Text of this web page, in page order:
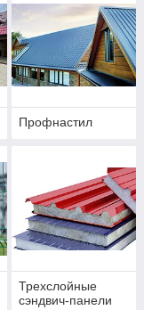
Профнастил
Трехслойные
сэндвич-панели